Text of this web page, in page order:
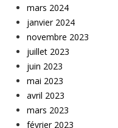
mars 2024
janvier 2024
novembre 2023
juillet 2023
juin 2023
mai 2023
avril 2023
mars 2023
février 2023